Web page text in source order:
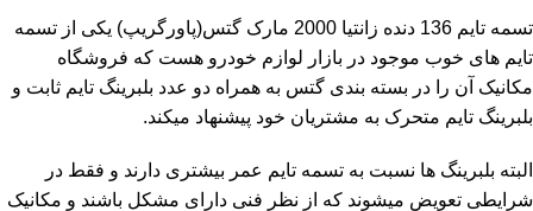
تسمه تایم 136 دنده زانتیا 2000 مارک گتس(پاورگریپ) یکی از تسمه
تایم های خوب موجود در بازار لوازم خودرو هست که فروشگاه
مکانیک آن را در بسته بندی گتس به همراه دو عدد بلبرینگ تایم ثابت و
بلبرینگ تایم متحرک به مشتریان خود پیشنهاد میکند.
البته بلبرینگ ها نسبت به تسمه تایم عمر بیشتری دارند و فقط در
شرایطی تعویض میشوند که از نظر فنی دارای مشکل باشند و مکانیک